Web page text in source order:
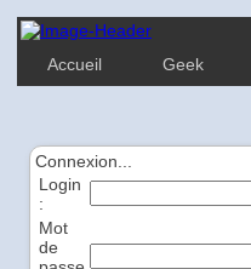
Accueil Geek
Connexion...
Login
:
Mot
de